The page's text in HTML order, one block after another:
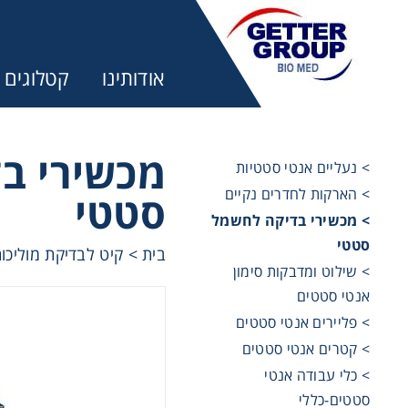
אודותינו קטלוגים
> נעליים אנטי סטטיות
> הארקות לחדרים נקיים
> מכשירי בדיקה לחשמל
סטטי
> שילוט ומדבקות סימון
אנטי סטטים
> פליירים אנטי סטטים
> קטרים אנטי סטטים
> כלי עבודה אנטי
סטטים-כללי
מכשירי
סטטי
בית> קיט לבדיקת